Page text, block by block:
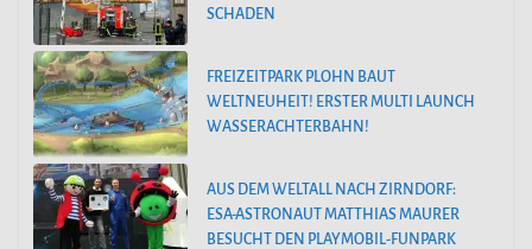
SCHADEN
FREIZEITPARK PLOHN BAUT
WELTNEUHEIT! ERSTER MULTI LAUNCH
WASSERACHTERBAHN!
AUS DEM WELTALL NACH ZIRNDORF:
ESA-ASTRONAUT MATTHIAS MAURER
BESUCHT DEN PLAYMOBIL-FUNPARK